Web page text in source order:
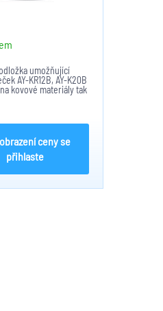
umožňující
AY-KR12B, AY-K20B
na kovové materiály tak
ovlivňování
ceny se
přihlaste